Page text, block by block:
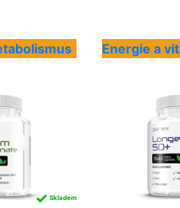
✓ Skladem
Energie a